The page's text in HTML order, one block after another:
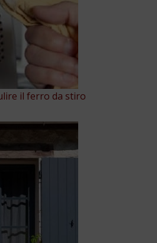
il ferro da stiro